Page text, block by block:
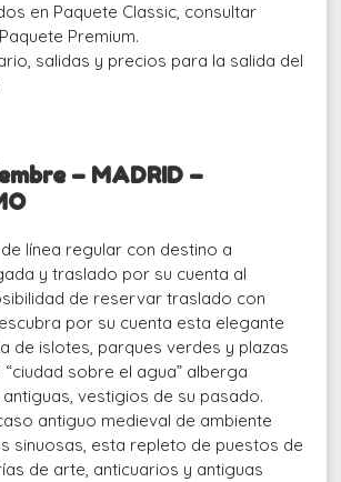
en Paquete Classic, consultar
Premium.
salidas y precios para la salida del
– MADRID –
línea regular con destino a
y traslado por su cuenta al
de reservar traslado con
por su cuenta esta elegante
de islotes, parques verdes y plazas
sobre el agua” alberga
vestigios de su pasado.
antiguo medieval de ambiente
sinuosas, esta repleto de puestos de
de arte, anticuarios y antiguas